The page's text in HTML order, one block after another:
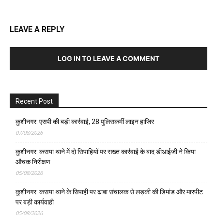
LEAVE A REPLY
LOG IN TO LEAVE A COMMENT
Recent Post
कुशीनगर: एसपी की बड़ी कार्रवाई, 28 पुलिसकर्मी लाइन हाजिर
07/08/2026
कुशीनगर: कसया थाने में दो सिपाहियों पर सख्त कार्रवाई के बाद डीआईजी ने किया
औचक निरीक्षण
05/08/2026
कुशीनगर: कसया थाने के सिपाही पर ढाबा संचालक से लड़की की डिमांड और मारपीट
पर बड़ी कार्यवाही
05/08/2026